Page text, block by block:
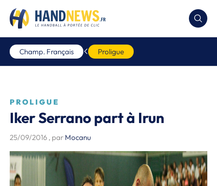
Champ. Français Proligue
PROLIGUE
Iker Serrano part à Irun
25/09/2016 , par Mocanu